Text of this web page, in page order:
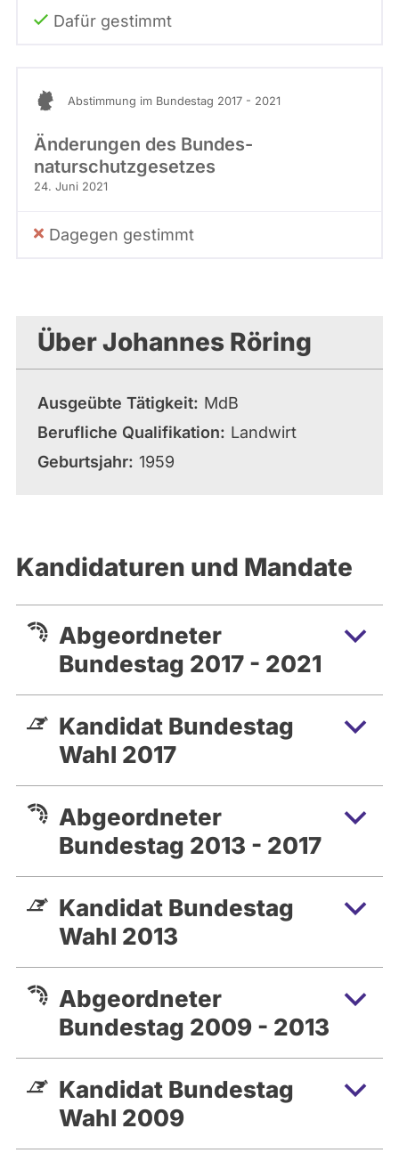
Dafür gestimmt
Abstimmung im Bundestag 2017 - 2021
Änderungen des Bundes­
naturschutzgesetzes
24. Juni 2021
Dagegen gestimmt
Über Johannes Röring
Ausgeübte Tätigkeit
MdB
Berufliche Qualifikation
Landwirt
Geburtsjahr 1959
Kandidaturen und Mandate
Abgeordneter
Bundestag 2017 - 2021
Kandidat Bundestag
Wahl 2017
Abgeordneter
Bundestag 2013 - 2017
Kandidat Bundestag
Wahl 2013
Abgeordneter
Bundestag 2009 - 2013
Kandidat Bundestag
Wahl 2009